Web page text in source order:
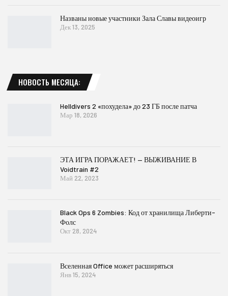
Названы новые участники Зала Славы видеоигр
Дек 13, 2025
НОВОСТЬ МЕСЯЦА:
Helldivers 2 «похудела» до 23 ГБ после патча
Мар 18, 2026
ЭТА ИГРА ПОРАЖАЕТ! — ВЫЖИВАНИЕ В
Voidtrain #2
Май 22, 2023
Black Ops 6 Zombies: Код от хранилища Либерти-
Фолс
Окт 28, 2024
Вселенная Office может расширяться
Янв 15, 2024